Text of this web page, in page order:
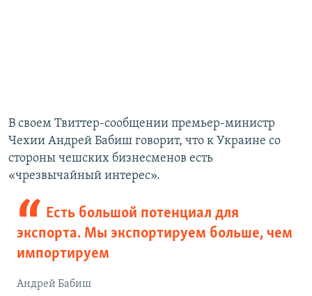
В своем Твиттер-сообщении премьер-министр
Чехии Андрей Бабиш говорит, что к Украине со
стороны чешских бизнесменов есть
«чрезвычайный интерес».
Есть большой потенциал для
экспорта. Мы экспортируем больше, чем
импортируем
Андрей Бабиш